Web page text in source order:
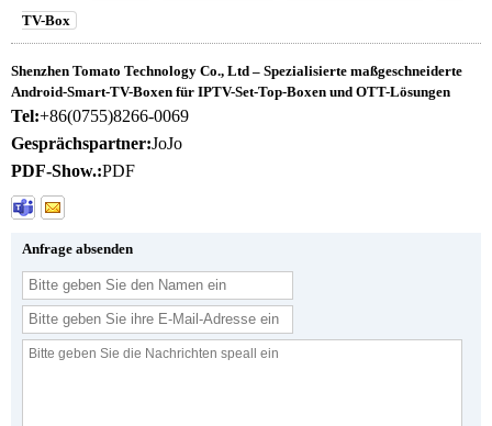
TV-Box
Shenzhen Tomato Technology Co., Ltd – Spezialisierte maßgeschneiderte
Android-Smart-TV-Boxen für IPTV-Set-Top-Boxen und OTT-Lösungen
Tel:+86(0755)8266-0069
Gesprächspartner:JoJo
PDF-Show.:PDF
Anfrage absenden